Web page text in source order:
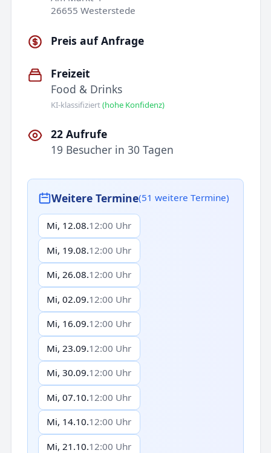
26655 Westerstede
Preis auf Anfrage
Freizeit
Food & Drinks
KI-klassifiziert(hohe Konfidenz)
22 Aufrufe
19 Besucher in 30 Tagen
Weitere Termine(51 weitere Termine)
Mi, 12.08.12:00 Uhr
Mi, 19.08.12:00 Uhr
Mi, 26.08.12:00 Uhr
Mi, 02.09.12:00 Uhr
Mi, 16.09.12:00 Uhr
Mi, 23.09.12:00 Uhr
Mi, 30.09.12:00 Uhr
Mi, 07.10.12:00 Uhr
Mi, 14.10.12:00 Uhr
Mi, 21.10.12:00 Uhr